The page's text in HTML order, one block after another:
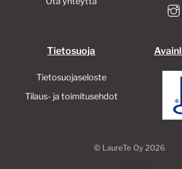
Tietosuoja
Tietosuojaseloste
Tilaus- ja toimitusehdot
© LaureTe Oy2026